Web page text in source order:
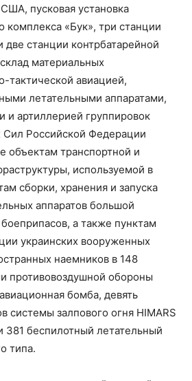
пусковая установка
комплекса «Бук», три станции
две станции контрбатарейной
материальных
тактической авиацией,
летательными аппаратами,
и артиллерией группировок
Российской Федерации
объектам транспортной и
используемой в
сборки, хранения и запуска
аппаратов большой
а также пунктам
украинских вооруженных
наемников в 148
противовоздушной обороны
бомба, девять
системы залпового огня HIMARS
381 беспилотный летательный
типа.